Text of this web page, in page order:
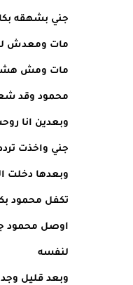
جني بشهقه
مات ومعدش
مات ومش
محمود وقد
وبعدين انا
جني واخذت
وبعدها دخلت
تكفل محمود
اوصل محمود
لنفسه
وبعد قليل